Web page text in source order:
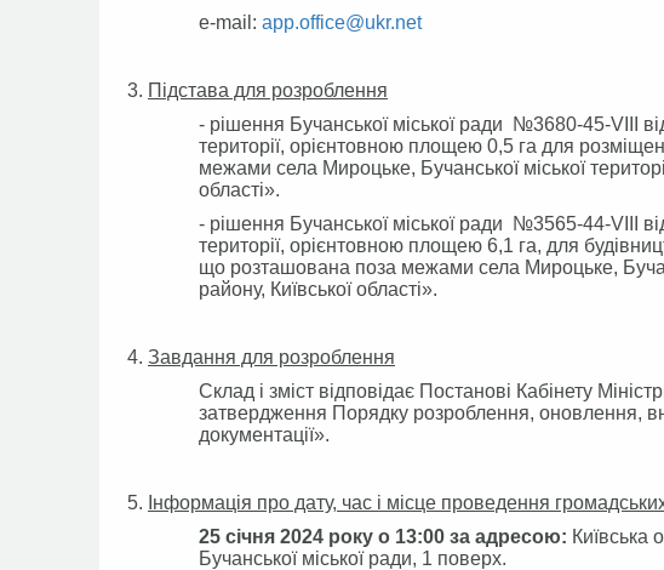
e-mail: app.office@ukr.net
П ідстава для розроблення
- рішення Бучанської міської ради №3680-45-VIII
території, орієнтовною площею 0,5 га для
межами села Мироцьке, Бучанської міської
області».
- рішення Бучанської міської ради №3565-44-VIII
території, орієнтовною площею 6,1 га, для
що розташована поза межами села Мироцьке,
району, Київської області».
Завдання для розроблення
Склад і зміст відповідає Постанові Кабінету
затвердження Порядку розроблення, оновлення,
документації».
Інформація про дату, час і місце проведення
25 січня 2024 року о 13:00 за адресою: Київська
Бучанської міської ради, 1 поверх.